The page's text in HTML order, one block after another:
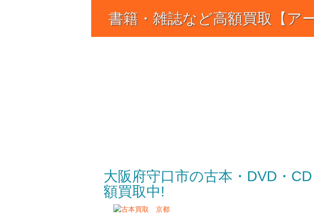
書籍・雑誌など高額買取【ア
大阪府守口市の古本・DVD・
額買取中!